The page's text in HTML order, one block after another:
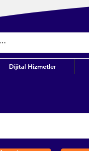
Dijital Hizmetler